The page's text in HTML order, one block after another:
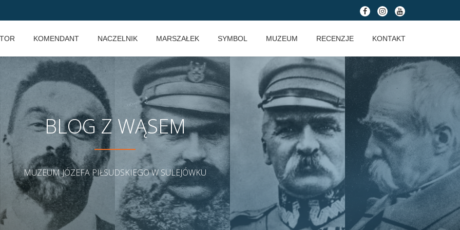
fa-
fa-
fa-
KOMENDANT NACZELNIK MARSZAŁEK SYMBOL MUZEUM RECENZJE KONTAKT
BLOG Z WĄSEM
MUZEUM JÓZEFA PIŁSUDSKIEGO W SULEJÓWKU